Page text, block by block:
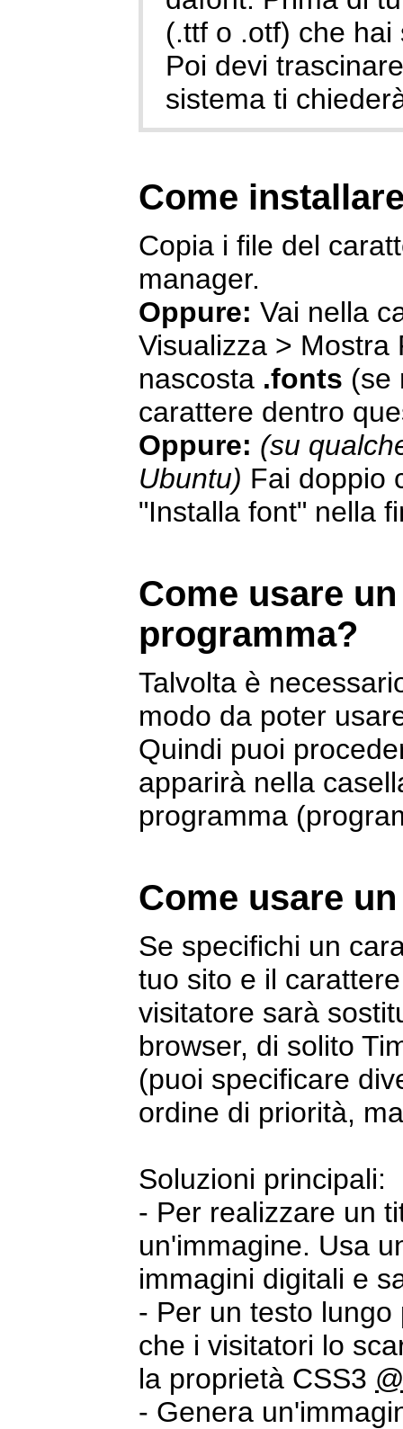
(.ttf o .otf) che hai
Poi devi
sistema ti
Come
Copia i file del
manager.
Oppure: Vai nella
Visualizza > Mostra
nascosta .fonts (se
carattere dentro
Oppure: (su
Ubuntu) Fai doppio
"Installa font" nella
Come usare
programma?
Talvolta è
modo da poter
Quindi puoi
apparirà nella
programma
Come usare
Se specifichi un
tuo sito e il
visitatore sarà
browser, di solito
(puoi specificare
ordine di priorità,
Soluzioni principali:
- Per realizzare un
un'immagine. Usa
immagini digitali e
- Per un testo
che i visitatori lo
la proprietà CSS3
- Genera